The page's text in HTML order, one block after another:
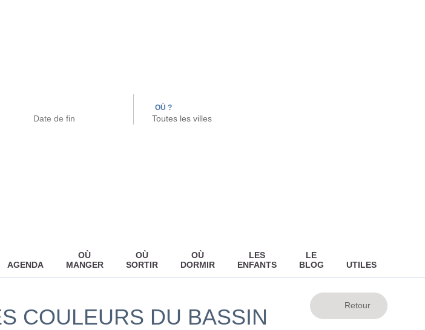
OÙ ?
AGENDA
OÙ
MANGER
OÙ
SORTIR
OÙ
DORMIR
LES
ENFANTS
LE
BLOG
UTILES
COULEURS DU BASSIN